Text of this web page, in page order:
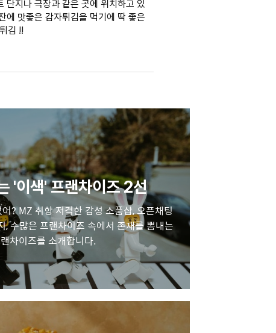
단지나 극장과 같은 곳에 위치하고 있
에 맛좋은 감자튀김을 먹기에 딱 좋은
김 !!
'이색' 프랜차이즈 2선
? MZ 취향 저격한 감성 소품샵, 오픈채팅
, 수많은 프랜차이즈 속에서 존재를 뽐내는
차이즈를 소개합니다.